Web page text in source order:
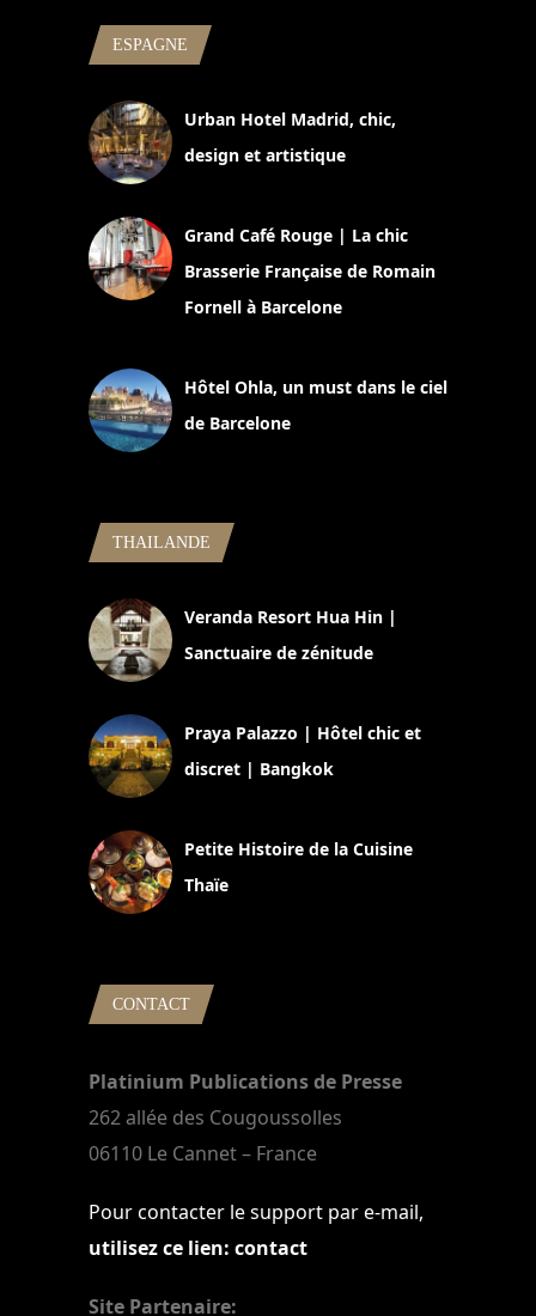
ESPAGNE
Urban Hotel Madrid, chic,
design et artistique
Grand Café Rouge | La chic
Brasserie Française de Romain
Fornell à Barcelone
Hôtel Ohla, un must dans le ciel
de Barcelone
THAILANDE
Veranda Resort Hua Hin |
Sanctuaire de zénitude
Praya Palazzo | Hôtel chic et
discret | Bangkok
Petite Histoire de la Cuisine
Thaïe
CONTACT
Platinium Publications de Presse
262 allée des Cougoussolles
06110 Le Cannet – France
Pour contacter le support par e-mail,
utilisez ce lien: contact
Site Partenaire: